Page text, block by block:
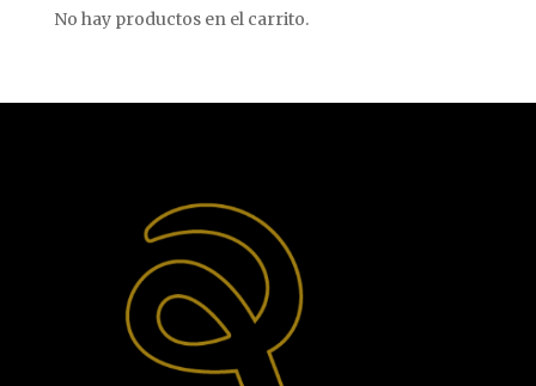
No hay productos en el carrito.